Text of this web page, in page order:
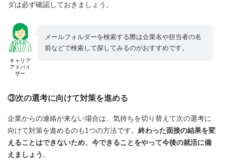
ダは必ず確認しておきましょう。
キャリア
アドバイ
ザー
メールフォルダーを検索する際は企業名や担当者の名
前などで検索して探してみるのがおすすめです。
③次の選考に向けて対策を進める
企業からの連絡が来ない場合は、気持ちを切り替えて次の選考に
向けて対策を進めるのも1つの方法です。 終わった面接の結果を変
えることはできないため、今できることをやって今後の就活に備
えましょう 。